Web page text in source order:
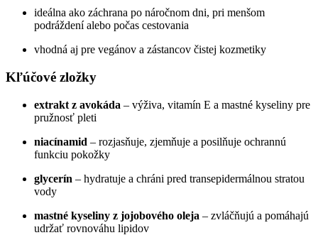
ideálna ako záchrana po náročnom dni, pri menšom
podráždení alebo počas cestovania
vhodná aj pre vegánov a zástancov čistej kozmetiky
Kľúčové zložky
extrakt z avokáda – výživa, vitamín E a mastné kyseliny pre
pružnosť pleti
niacínamid – rozjasňuje, zjemňuje a posilňuje ochrannú
funkciu pokožky
glycerín – hydratuje a chráni pred transepidermálnou stratou
vody
mastné kyseliny z jojobového oleja – zvláčňujú a pomáhajú
udržať rovnováhu lipidov